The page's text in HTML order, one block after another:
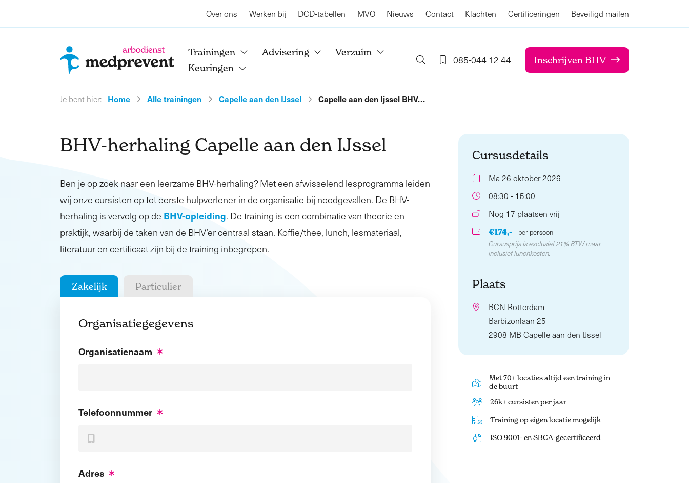
Over ons Werken bij DCD-tabellen MVO Nieuws Contact Klachten Certificeringen Beveiligd mailen
Trainingen Advisering
Verzuim
Keuringen
085-044 12 44 Inschrijven BHV
Je bent hier: Home Alle trainingen Capelle aan den IJssel Capelle aan den Ijssel BHV…
BHV-herhaling Capelle aan den IJssel
Ben je op zoek naar een leerzame BHV-herhaling? Met een afwisselend lesprogramma leiden
wij onze cursisten op tot eerste hulpverlener in de organisatie bij noodgevallen. De BHV-
herhaling is vervolg op de BHV-opleiding. De training is een combinatie van theorie en
praktijk, waarbij de taken van de BHV’er centraal staan. Koffie/thee, lunch, lesmateriaal,
literatuur en certificaat zijn bij de training inbegrepen.
Zakelijk Particulier
Organisatiegegevens
Organisatienaam
Telefoonnummer
Adres
Cursusdetails
Ma 26 oktober 2026
08:30 - 15:00
Nog 17 plaatsen vrij
€174,-
per persoon
Cursusprijs is exclusief 21% BTW maar
inclusief lunchkosten.
Plaats
BCN Rotterdam
Barbizonlaan 25
2908 MB Capelle aan den IJssel
Met 70+ locaties altijd een training in
de buurt
26k+ cursisten per jaar
Training op eigen locatie mogelijk
ISO 9001- en SBCA-gecertificeerd